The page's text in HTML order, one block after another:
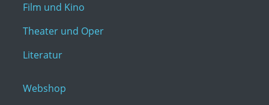
Film und Kino
Theater und Oper
Literatur
Webshop